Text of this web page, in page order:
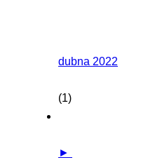
dubna 2022
(1)
►